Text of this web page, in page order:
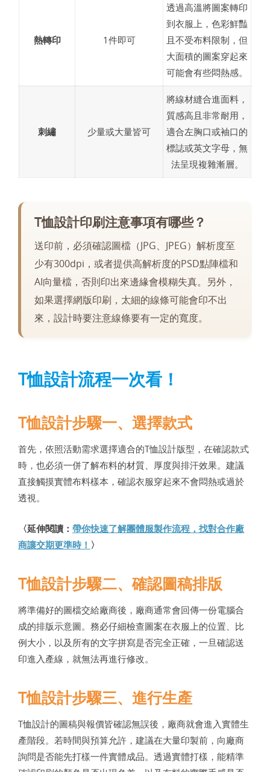
熱轉印 1件即可
透過高溫將圖案轉印
到衣服上，色彩鮮豔
且不受布料限制，但
大面積的圖案穿起來
可能會有些悶熱感。
刺繡 少量或大量皆可
將線材縫合進面料，
質感高且非常耐用，
適合左胸口或袖口的
標誌或英文字母，無
法呈現複雜漸層。
T恤設計印刷注意事項有哪些？
送印前，必須確認圖檔（JPG、JPEG）解析度至
少有300dpi，或者提供高解析度的PSD點陣檔和
AI向量檔，否則印出來邊緣會模糊失真。另外，
如果選擇網版印刷，太細的線條可能會印不出
來，設計時要注意線條要有一定的寬度。
T恤設計流程一次看！
T恤設計步驟一、選擇款式
首先，依照活動需求選擇適合的T恤設計版型，在確認款式
時，也必須一併了解布料的材質、厚度與排汗效果。建議
直接觸摸實體布料樣本，確認衣服穿起來不會悶熱或過於
透視。
〈延伸閱讀： 帶你快速了解團體服製作流程，找對合作廠
商讓交期更準時！ 〉
T恤設計步驟二、確認圖稿排版
將準備好的圖檔交給廠商後，廠商通常會回傳一份電腦合
成的排版示意圖。務必仔細檢查圖案在衣服上的位置、比
例大小，以及所有的文字拼寫是否完全正確，一旦確認送
印進入產線，就無法再進行修改。
T恤設計步驟三、進行生產
T恤設計的圖稿與報價皆確認無誤後，廠商就會進入實體生
產階段。若時間與預算允許，建議在大量印製前，向廠商
詢問是否能先打樣一件實體成品。透過實體打樣，能精準